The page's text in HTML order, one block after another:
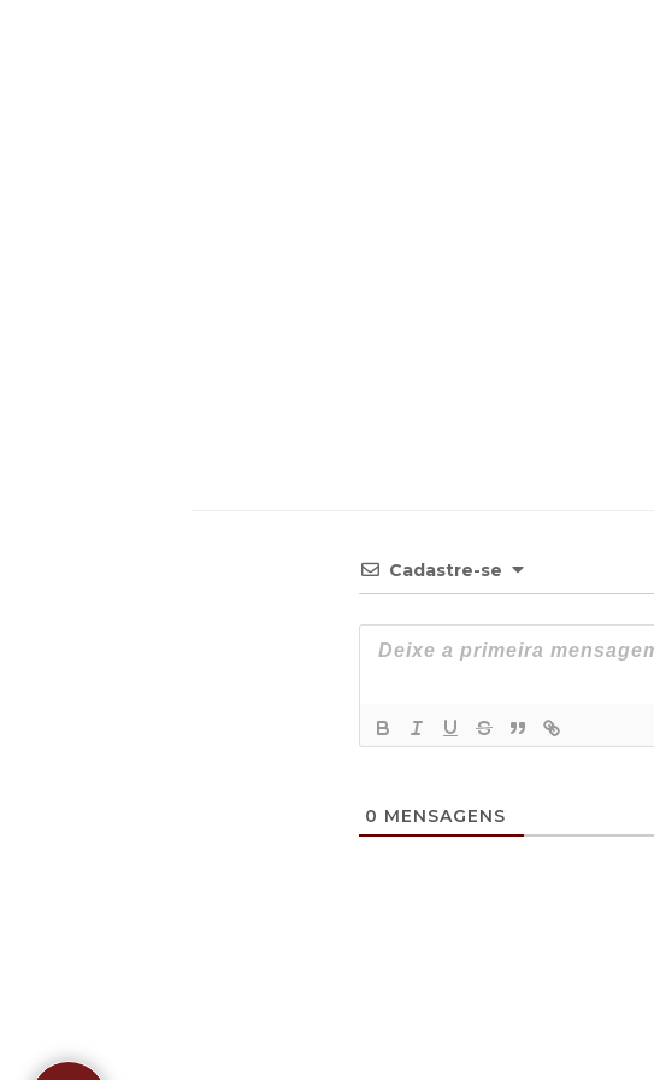
Cadastre-se
0 MENSAGENS